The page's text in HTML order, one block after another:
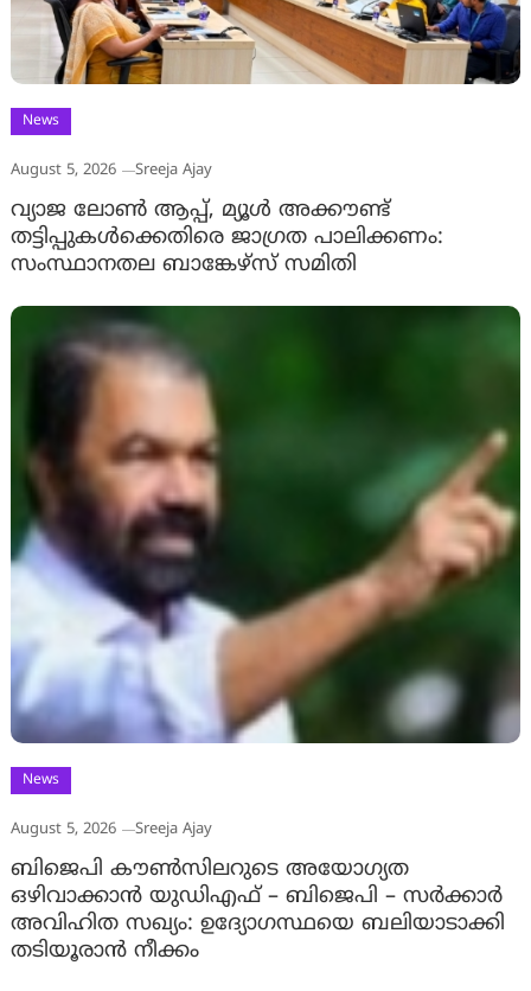
News
August 5, 2026 Sreeja Ajay
വ്യാജ ലോൺ ആപ്പ്, മ്യൂൾ അക്കൗണ്ട്
തട്ടിപ്പുകൾക്കെതിരെ ജാ​ഗ്രത പാലിക്കണം:
സംസ്ഥാനതല ബാങ്കേഴ്സ് സമിതി
News
August 5, 2026 Sreeja Ajay
ബിജെപി കൗൺസിലറുടെ അയോഗ്യത
ഒഴിവാക്കാൻ യുഡിഎഫ് – ബിജെപി – സർക്കാർ
അവിഹിത സഖ്യം: ഉദ്യോഗസ്ഥയെ ബലിയാടാക്കി
തടിയൂരാൻ നീക്കം